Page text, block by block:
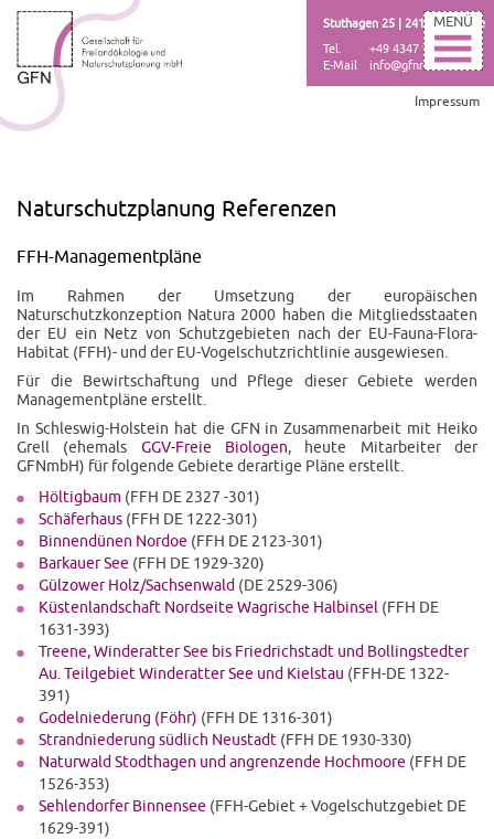
Stuthagen 25 | 24113 Molfsee
Tel.
+49 4347 999 73-000
E-Mail
info@gfnmbh.de
Impressum
Naturschutzplanung Referenzen
FFH-Managementpläne
Im Rahmen der Umsetzung der europäischen
Naturschutzkonzeption Natura 2000 haben die Mitgliedsstaaten
der EU ein Netz von Schutzgebieten nach der EU-Fauna-Flora-
Habitat (FFH)- und der EU-Vogelschutzrichtlinie ausgewiesen.
Für die Bewirtschaftung und Pflege dieser Gebiete werden
Managementpläne erstellt.
In Schleswig-Holstein hat die GFN in Zusammenarbeit mit Heiko
Grell (ehemals GGV-Freie Biologen, heute Mitarbeiter der
GFNmbH) für folgende Gebiete derartige Pläne erstellt.
Höltigbaum (FFH DE 2327 -301)
Schäferhaus (FFH DE 1222-301)
Binnendünen Nordoe (FFH DE 2123-301)
Barkauer See (FFH DE 1929-320)
Gülzower Holz/Sachsenwald (DE 2529-306)
Küstenlandschaft Nordseite Wagrische Halbinsel (FFH DE
1631-393)
Treene, Winderatter See bis Friedrichstadt und Bollingstedter
Au. Teilgebiet Winderatter See und Kielstau (FFH-DE 1322-
391)
Godelniederung (Föhr) (FFH DE 1316-301)
Strandniederung südlich Neustadt (FFH DE 1930-330)
Naturwald Stodthagen und angrenzende Hochmoore (FFH DE
1526-353)
Sehlendorfer Binnensee (FFH-Gebiet + Vogelschutzgebiet DE
1629-391)
MENÜ